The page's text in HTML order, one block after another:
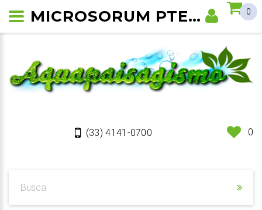
(33) 4141-0700 0
0
MICROSORUM PTEROPUS